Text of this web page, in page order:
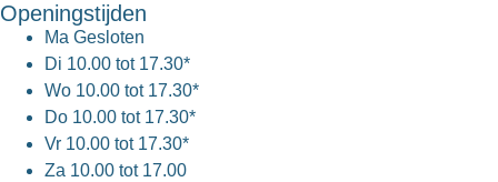
Openingstijden
Ma Gesloten
Di 10.00 tot 17.30*
Wo 10.00 tot 17.30*
Do 10.00 tot 17.30*
Vr 10.00 tot 17.30*
Za 10.00 tot 17.00